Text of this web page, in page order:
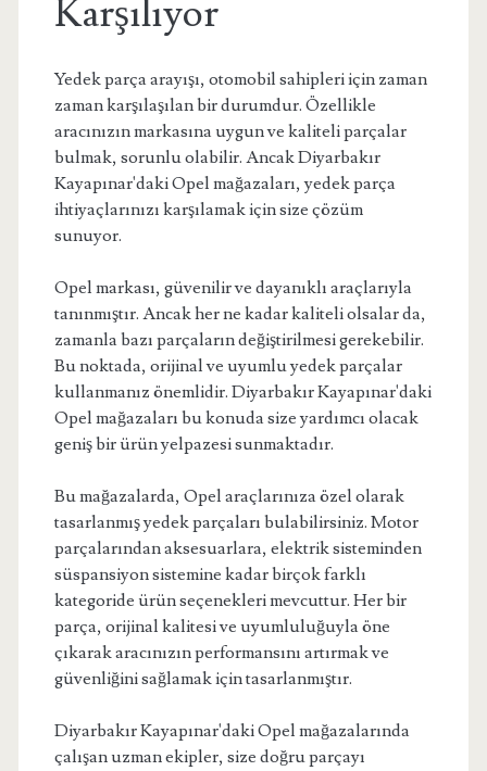
Karşılıyor
Yedek parça arayışı, otomobil sahipleri için zaman
zaman karşılaşılan bir durumdur. Özellikle
aracınızın markasına uygun ve kaliteli parçalar
bulmak, sorunlu olabilir. Ancak Diyarbakır
Kayapınar'daki Opel mağazaları, yedek parça
ihtiyaçlarınızı karşılamak için size çözüm
sunuyor.
Opel markası, güvenilir ve dayanıklı araçlarıyla
tanınmıştır. Ancak her ne kadar kaliteli olsalar da,
zamanla bazı parçaların değiştirilmesi gerekebilir.
Bu noktada, orijinal ve uyumlu yedek parçalar
kullanmanız önemlidir. Diyarbakır Kayapınar'daki
Opel mağazaları bu konuda size yardımcı olacak
geniş bir ürün yelpazesi sunmaktadır.
Bu mağazalarda, Opel araçlarınıza özel olarak
tasarlanmış yedek parçaları bulabilirsiniz. Motor
parçalarından aksesuarlara, elektrik sisteminden
süspansiyon sistemine kadar birçok farklı
kategoride ürün seçenekleri mevcuttur. Her bir
parça, orijinal kalitesi ve uyumluluğuyla öne
çıkarak aracınızın performansını artırmak ve
güvenliğini sağlamak için tasarlanmıştır.
Diyarbakır Kayapınar'daki Opel mağazalarında
çalışan uzman ekipler, size doğru parçayı